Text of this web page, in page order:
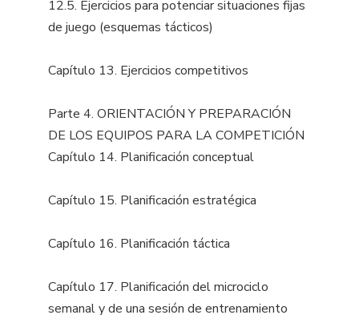
12.5. Ejercicios para potenciar situaciones fijas
de juego (esquemas tácticos)
Capítulo 13. Ejercicios competitivos
Parte 4. ORIENTACIÓN Y PREPARACIÓN
DE LOS EQUIPOS PARA LA COMPETICIÓN
Capítulo 14. Planificación conceptual
Capítulo 15. Planificación estratégica
Capítulo 16. Planificación táctica
Capítulo 17. Planificación del microciclo
semanal y de una sesión de entrenamiento